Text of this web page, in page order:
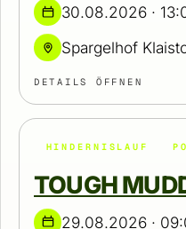
30.08.2026 ·
Spargelhof
DETAILS ÖFFNEN
HINDERNISLAUF
TOUGH
29.08.2026 ·